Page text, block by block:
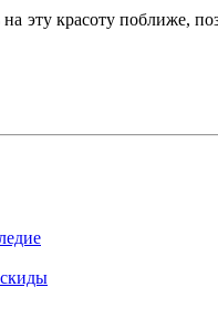
эту красоту поближе,